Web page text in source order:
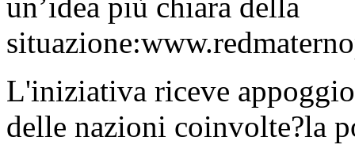
L'iniziativa riceve
delle nazioni coinvolte?la